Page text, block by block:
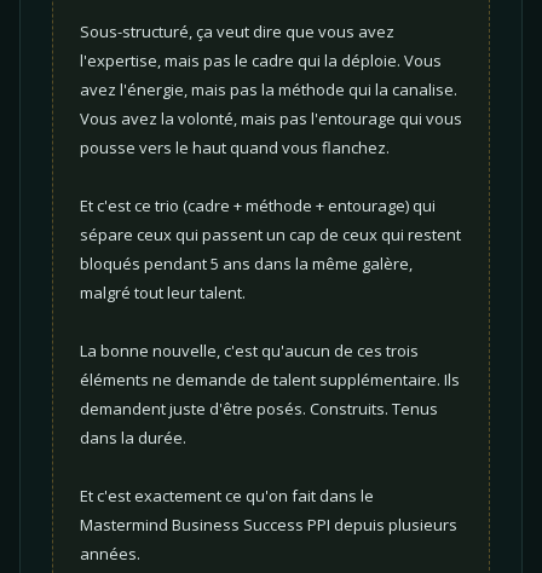
Sous-structuré, ça veut dire que vous avez
l'expertise, mais pas le cadre qui la déploie. Vous
avez l'énergie, mais pas la méthode qui la canalise.
Vous avez la volonté, mais pas l'entourage qui vous
pousse vers le haut quand vous flanchez.
Et c'est ce trio (cadre + méthode + entourage) qui
sépare ceux qui passent un cap de ceux qui restent
bloqués pendant 5 ans dans la même galère,
malgré tout leur talent.
La bonne nouvelle, c'est qu'aucun de ces trois
éléments ne demande de talent supplémentaire. Ils
demandent juste d'être posés. Construits. Tenus
dans la durée.
Et c'est exactement ce qu'on fait dans le
Mastermind Business Success PPI depuis plusieurs
années.